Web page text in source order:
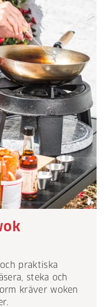
praktiska
steka och
kräver woken